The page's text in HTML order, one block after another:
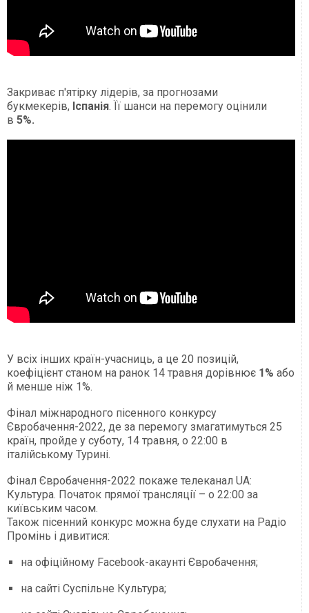
Закриває п'ятірку лідерів, за прогнозами
букмекерів, Іспанія. Її шанси на перемогу оцінили
в 5%.
У всіх інших країн-учасниць, а це 20 позицій,
коефіцієнт станом на ранок 14 травня дорівнює 1% або
й менше ніж 1%.
Фінал міжнародного пісенного конкурсу
Євробачення-2022, де за перемогу змагатимуться 25
країн, пройде у суботу, 14 травня, о 22:00 в
італійському Турині.
Фінал Євробачення-2022 покаже телеканал UA:
Культура. Початок прямої трансляції – о 22:00 за
київським часом.
Також пісенний конкурс можна буде слухати на Радіо
Промінь і дивитися:
на офіційному Facebook-акаунті Євробачення;
на сайті Суспільне Культура;